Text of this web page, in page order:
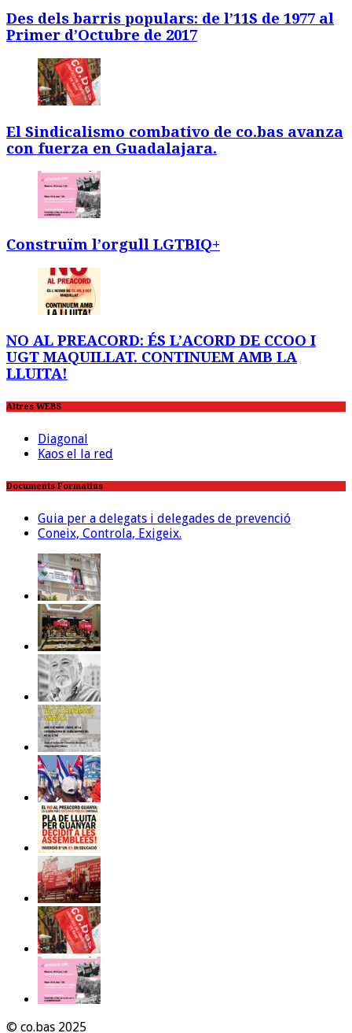
Des dels barris populars: de l’11S de 1977 al
Primer d’Octubre de 2017
El Sindicalismo combativo de co.bas avanza
con fuerza en Guadalajara.
Construïm l’orgull LGTBIQ+
NO AL PREACORD: ÉS L’ACORD DE CCOO I
UGT MAQUILLAT. CONTINUEM AMB LA
LLUITA!
Altres WEBS
Diagonal
Kaos el la red
Documents Formatius
Guia per a delegats i delegades de prevenció
Coneix, Controla, Exigeix.
© co.bas 2025